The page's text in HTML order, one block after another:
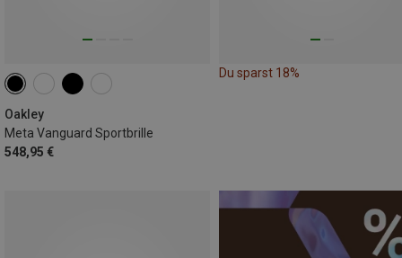
Oakley
Meta Vanguard Sportbrille
548,95 €
Du sparst 18%